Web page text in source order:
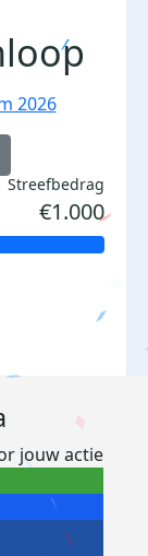
2026
Streefbedrag
€1.000
jouw actie